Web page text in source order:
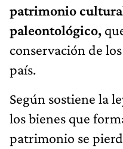
patrimonio
paleontológico,
conservación de
país.
Según sostiene la
los bienes que
patrimonio se